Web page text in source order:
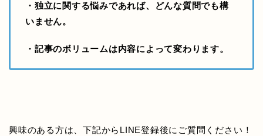
・独立に関する悩みであれば、どんな質問でも構
いません。
・記事のボリュームは内容によって変わります。
興味のある方は、下記からLINE登録後にご質問ください！